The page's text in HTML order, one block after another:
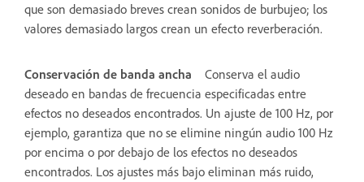
que son demasiado breves crean sonidos de burbujeo; los
valores demasiado largos crean un efecto reverberación.
Conservación de banda ancha
Conserva el audio
deseado en bandas de frecuencia especificadas entre
efectos no deseados encontrados. Un ajuste de 100 Hz, por
ejemplo, garantiza que no se elimine ningún audio 100 Hz
por encima o por debajo de los efectos no deseados
encontrados. Los ajustes más bajo eliminan más ruido,